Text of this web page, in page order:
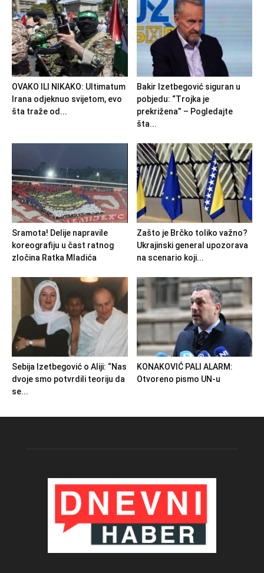
OVAKO ILI NIKAKO: Ultimatum
Irana odjeknuo svijetom, evo
šta traže od...
Bakir Izetbegović siguran u
pobjedu: “Trojka je
prekrižena” – Pogledajte
šta...
Sramota! Delije napravile
koreografiju u čast ratnog
zločina Ratka Mladića
Zašto je Brčko toliko važno?
Ukrajinski general upozorava
na scenario koji...
Sebija Izetbegović o Aliji: “Nas
dvoje smo potvrdili teoriju da
se...
KONAKOVIĆ PALI ALARM:
Otvoreno pismo UN-u